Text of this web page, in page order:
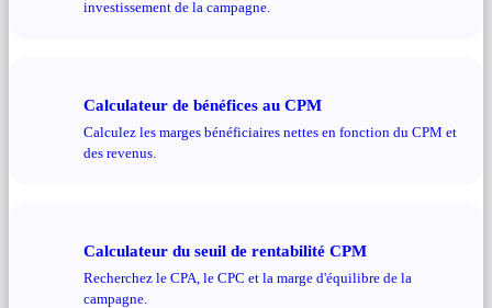
investissement de la campagne.
Calculateur de bénéfices au CPM
Calculez les marges bénéficiaires nettes en fonction du CPM et
des revenus.
Calculateur du seuil de rentabilité CPM
Recherchez le CPA, le CPC et la marge d'équilibre de la
campagne.